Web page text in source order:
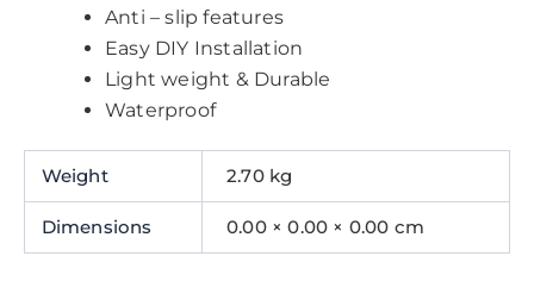
Anti – slip features
Easy DIY Installation
Light weight & Durable
Waterproof
Weight 2.70 kg
Dimensions 0.00 × 0.00 × 0.00 cm